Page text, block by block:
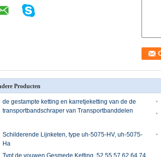
Producten
de gestampte ketting en karretjeketting van de de
transportbandschraper van Transportbanddelen
Schilderende Lijnketen, type uh-5075-HV, uh-5075-
Ha
Typt de vouwen Gesmede Ketting, 52 55 57 62 64 74